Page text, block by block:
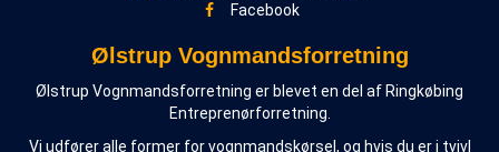
Facebook
Ølstrup Vognmandsforretning
Ølstrup Vognmandsforretning er blevet en del af Ringkøbing
Entreprenørforretning.
Vi udfører alle former for vognmandskørsel, og hvis du er i tvivl